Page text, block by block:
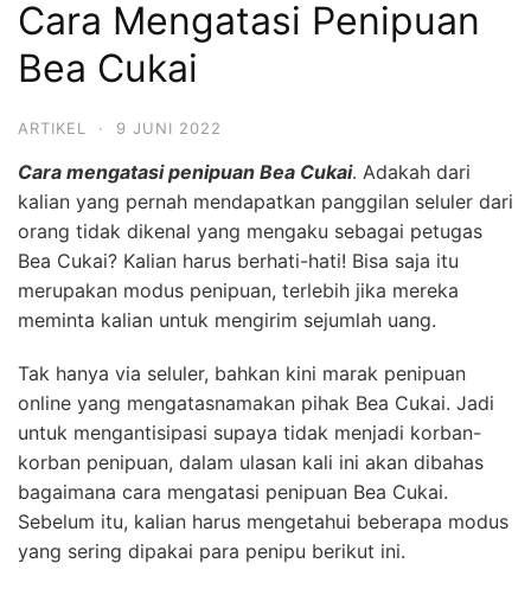
Cara Mengatasi Penipuan
Bea Cukai
ARTIKEL · 9 JUNI 2022
Cara mengatasi penipuan Bea Cukai. Adakah dari
kalian yang pernah mendapatkan panggilan seluler dari
orang tidak dikenal yang mengaku sebagai petugas
Bea Cukai? Kalian harus berhati-hati! Bisa saja itu
merupakan modus penipuan, terlebih jika mereka
meminta kalian untuk mengirim sejumlah uang.
Tak hanya via seluler, bahkan kini marak penipuan
online yang mengatasnamakan pihak Bea Cukai. Jadi
untuk mengantisipasi supaya tidak menjadi korban-
korban penipuan, dalam ulasan kali ini akan dibahas
bagaimana cara mengatasi penipuan Bea Cukai.
Sebelum itu, kalian harus mengetahui beberapa modus
yang sering dipakai para penipu berikut ini.